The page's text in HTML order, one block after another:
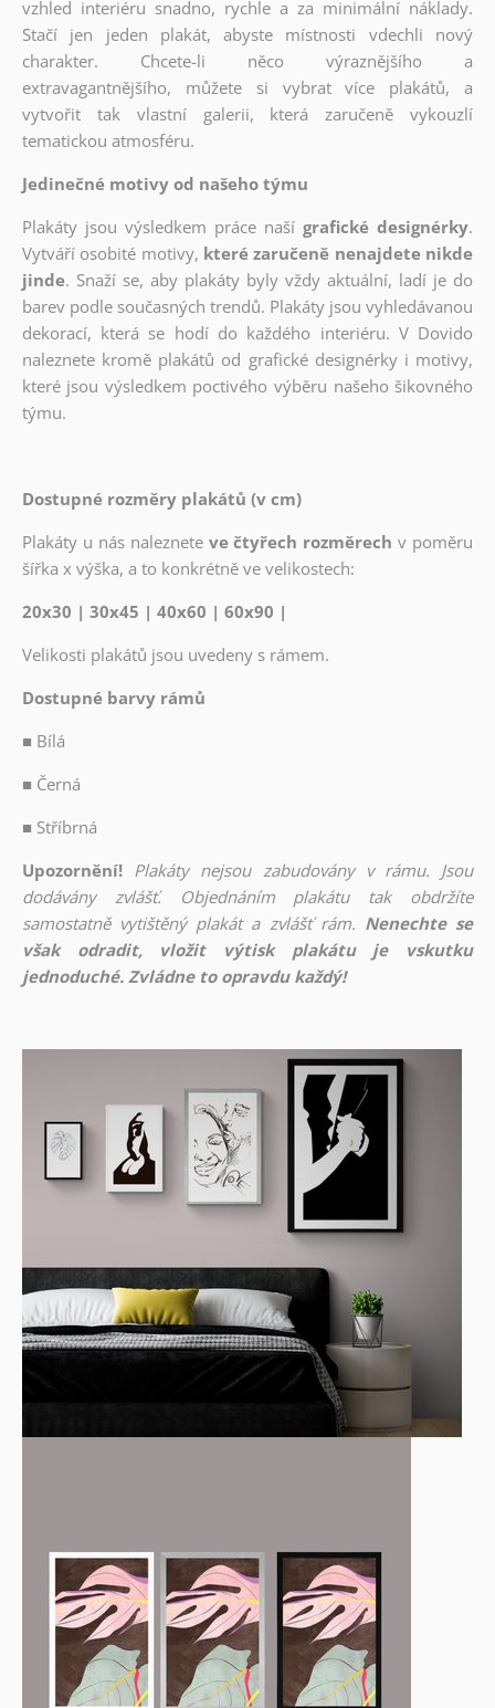
vzhled interiéru snadno, rychle a za minimální náklady.
Stačí jen jeden plakát, abyste místnosti vdechli nový
charakter. Chcete-li něco výraznějšího a
extravagantnějšího, můžete si vybrat více plakátů, a
vytvořit tak vlastní galerii, která zaručeně vykouzlí
tematickou atmosféru.
Jedinečné motivy od našeho týmu
Plakáty jsou výsledkem práce naší grafické designérky.
Vytváří osobité motivy, které zaručeně nenajdete nikde
jinde. Snaží se, aby plakáty byly vždy aktuální, ladí je do
barev podle současných trendů. Plakáty jsou vyhledávanou
dekorací, která se hodí do každého interiéru. V Dovido
naleznete kromě plakátů od grafické designérky i motivy,
které jsou výsledkem poctivého výběru našeho šikovného
týmu.
Dostupné rozměry plakátů (v cm)
Plakáty u nás naleznete ve čtyřech rozměrech v poměru
šířka x výška, a to konkrétně ve velikostech:
20x30 | 30x45 | 40x60 | 60x90 |
Velikosti plakátů jsou uvedeny s rámem.
Dostupné barvy rámů
■ Bílá
■ Černá
■ Stříbrná
Upozornění! Plakáty nejsou zabudovány v rámu. Jsou
dodávány zvlášť. Objednáním plakátu tak obdržíte
samostatně vytištěný plakát a zvlášť rám. Nenechte se
však odradit, vložit výtisk plakátu je vskutku
jednoduché. Zvládne to opravdu každý!